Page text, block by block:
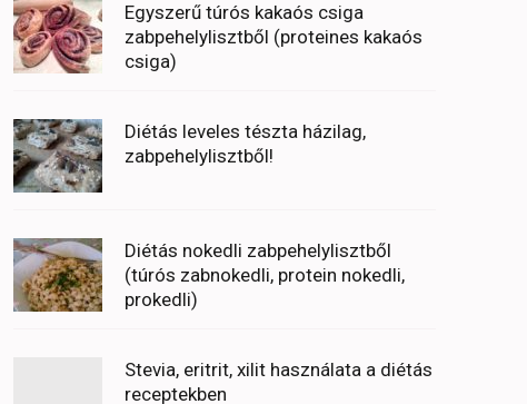
Egyszerű túrós kakaós csiga
zabpehelylisztből (proteines kakaós
csiga)
Diétás leveles tészta házilag,
zabpehelylisztből!
Diétás nokedli zabpehelylisztből
(túrós zabnokedli, protein nokedli,
prokedli)
Stevia, eritrit, xilit használata a diétás
receptekben